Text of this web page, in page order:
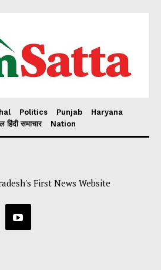
Politics Punjab
Haryana
हिंदी समाचार
Nation
First News Website